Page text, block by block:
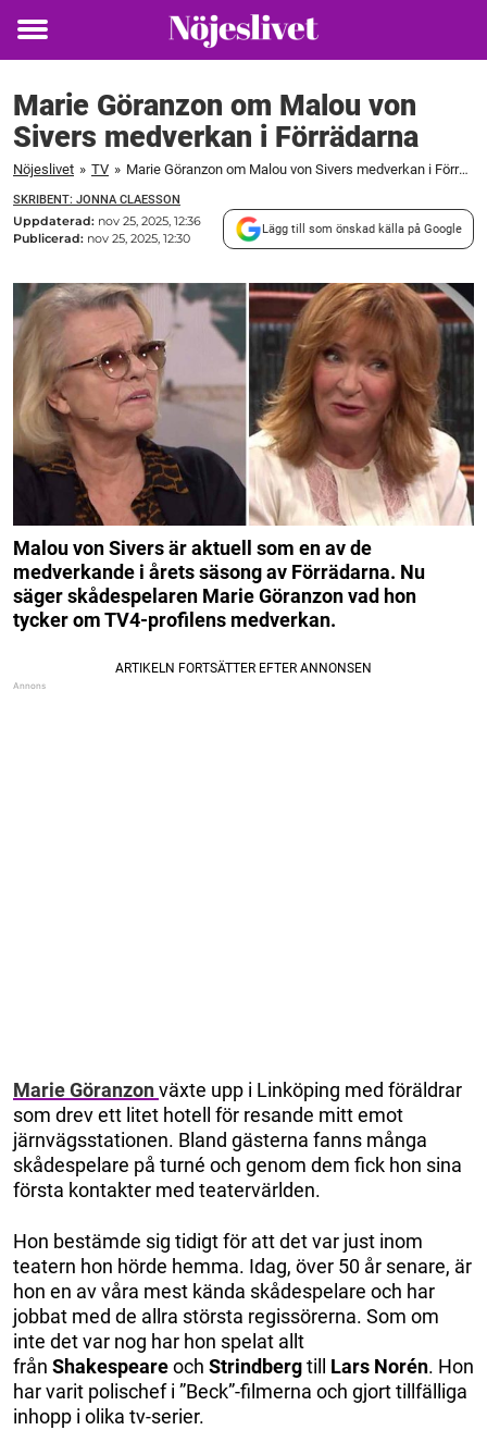
Toggle
Marie Göranzon om Malou von
Sivers medverkan i Förrädarna
Nöjeslivet » TV » Marie Göranzon om Malou von Sivers medverkan i Förrädarna
SKRIBENT: JONNA CLAESSON
Uppdaterad: nov 25, 2025, 12:36
Publicerad: nov 25, 2025, 12:30
Lägg till som önskad källa på Google
Malou von Sivers är aktuell som en av de
medverkande i årets säsong av Förrädarna. Nu
säger skådespelaren Marie Göranzon vad hon
tycker om TV4-profilens medverkan.
Marie Göranzonväxte upp i Linköping med föräldrar
som drev ett litet hotell för resande mitt emot
järnvägsstationen. Bland gästerna fanns många
skådespelare på turné och genom dem fick hon sina
första kontakter med teatervärlden.
Hon bestämde sig tidigt för att det var just inom
teatern hon hörde hemma. Idag, över 50 år senare, är
hon en av våra mest kända skådespelare och har
jobbat med de allra största regissörerna. Som om
inte det var nog har hon spelat allt
från Shakespeareoch Strindbergtill Lars Norén. Hon
har varit polischef i ”Beck”-filmerna och gjort tillfälliga
inhopp i olika tv-serier.